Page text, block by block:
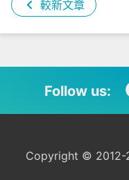
較新文章
Follow us:
Copyright © 2012-